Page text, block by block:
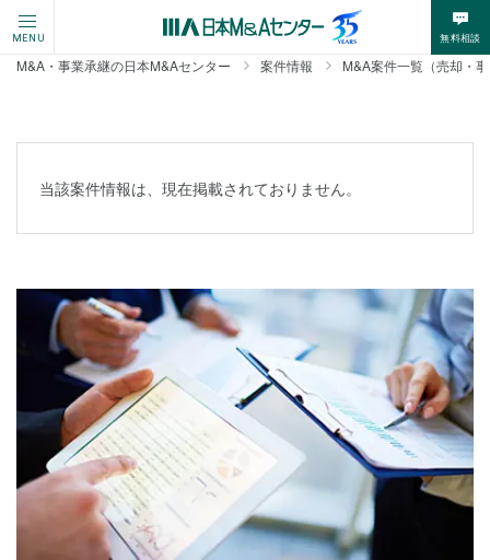
MENU 無料相談
M&A・事業承継の日本M&Aセンター 案件情報 M&A案件一覧（売却・
当該案件情報は、現在掲載されておりません。